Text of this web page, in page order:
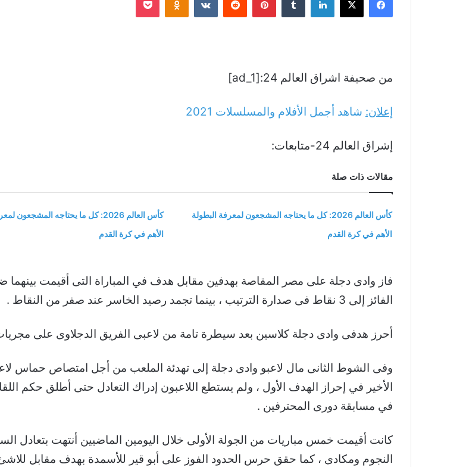
من صحيفة اشراق العالم 24:[ad_1]
إعلان: شاهد أجمل الأفلام والمسلسلات 2021
إشراق العالم 24-متابعات:
مقالات ذات صلة
كأس العالم 2026: كل ما يحتاجه المشجعون لمعرفة البطولة
الأهم في كرة القدم
كأس العالم 2026: كل ما يحتاجه المشجعون
الأهم في كرة القدم
فاز وادى دجلة على مصر المقاصة بهدفين مقابل هدف في المباراة التى أقيمت بينهما
الفائز إلى 3 نقاط فى صدارة الترتيب ، بينما تجمد رصيد الخاسر عند صفر من النقاط .
أحرز هدفى وادى دجلة كلاسين بعد سيطرة تامة من لاعبى الفريق الدجلاوى على
وفى الشوط الثانى مال لاعبو وادى دجلة إلى تهدئة الملعب من أجل امتصاص حماس
الأخير في إحراز الهدف الأول ، ولم يستطع اللاعبون إدراك التعادل حتى أطلق حكم
في مسابقة دورى المحترفين .
النجوم ومكادى ، كما حقق حرس الحدود الفوز على أبو قير للأسمدة بهدف مقابل